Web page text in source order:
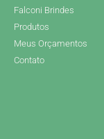
Falconi Brindes
Produtos
Meus Orçamentos
Contato